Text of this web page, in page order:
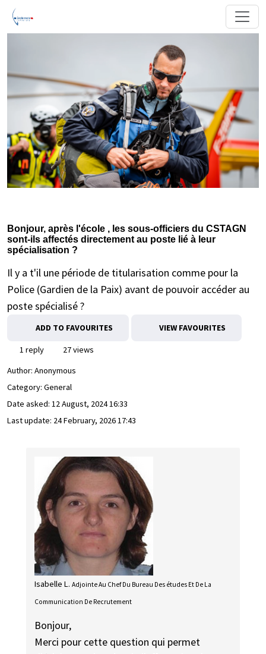
Bonjour, après l'école , les sous-officiers du CSTAGN
sont-ils affectés directement au poste lié à leur
spécialisation ?
Il y a t'il une période de titularisation comme pour la
Police (Gardien de la Paix) avant de pouvoir accéder au
poste spécialisé ?
ADD TO FAVOURITES VIEW FAVOURITES
1 reply
27 views
Author: Anonymous
Category: General
Date asked: 12 August, 2024 16:33
Last update: 24 February, 2026 17:43
Isabelle L. Adjointe Au Chef Du Bureau Des études Et De La
Communication De Recrutement
Bonjour,
Merci pour cette question qui permet